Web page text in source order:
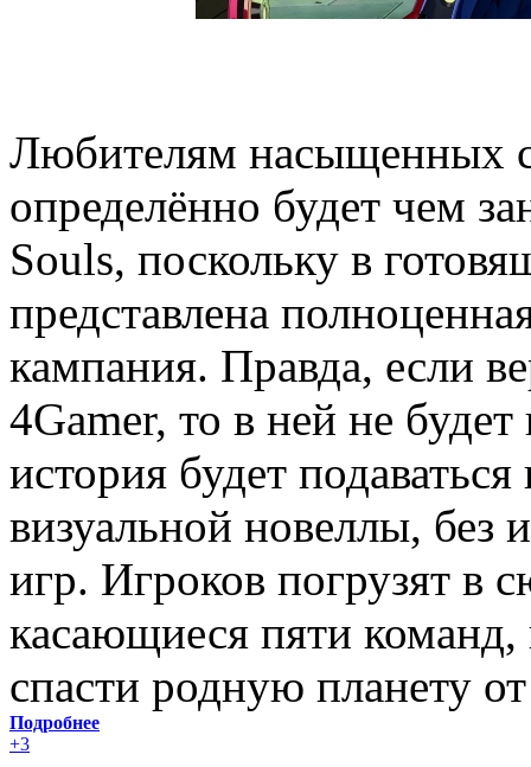
Любителям насыщенных
определённо будет чем
Souls, поскольку в
представлена
кампания. Правда, если
4Gamer, то в ней не будет
история будет
визуальной новеллы, без
игр. Игроков погрузят в
касающиеся пяти команд,
спасти родную планету
Подробнее
+3